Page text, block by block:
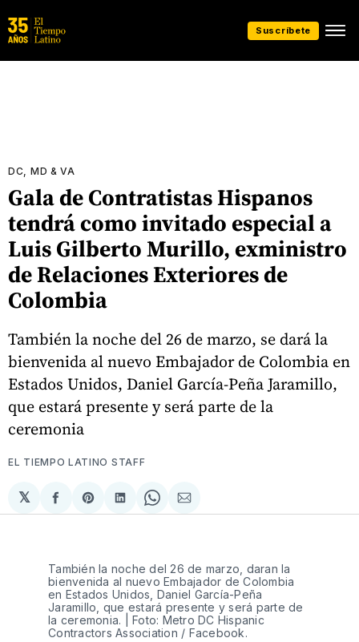
Suscríbete
DC, MD & VA
Gala de Contratistas Hispanos
tendrá como invitado especial a
Luis Gilberto Murillo, exministro
de Relaciones Exteriores de
Colombia
También la noche del 26 de marzo, se dará la
bienvenida al nuevo Embajador de Colombia en
Estados Unidos, Daniel García-Peña Jaramillo,
que estará presente y será parte de la
ceremonia
EL TIEMPO LATINO STAFF
𝕏
Compartir
en
Share
on
Compartir
en
Share
on
Compartir
via
También la noche del 26 de marzo, daran la
bienvenida al nuevo Embajador de Colombia
en Estados Unidos, Daniel García-Peña
Jaramillo, que estará presente y será parte de
la ceremonia. | Foto: Metro DC Hispanic
Contractors Association / Facebook.